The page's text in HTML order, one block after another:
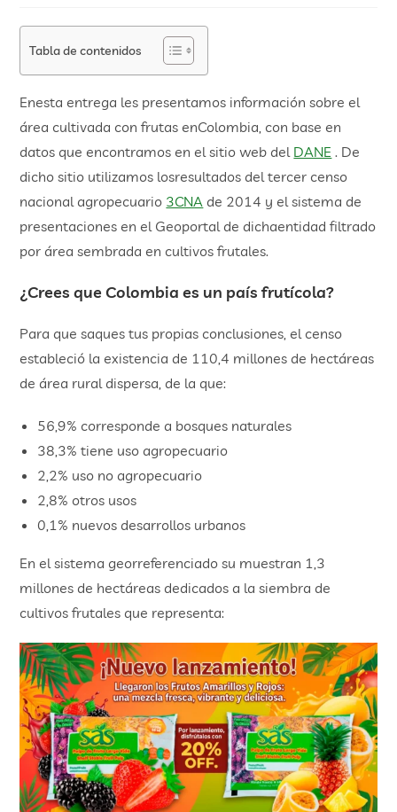
Tabla de contenidos
Enesta entrega les presentamos información sobre el
área cultivada con frutas enColombia, con base en
datos que encontramos en el sitio web del DANE . De
dicho sitio utilizamos losresultados del tercer censo
nacional agropecuario 3CNA de 2014 y el sistema de
presentaciones en el Geoportal de dichaentidad filtrado
por área sembrada en cultivos frutales.
¿Crees que Colombia es un país frutícola?
Para que saques tus propias conclusiones, el censo
estableció la existencia de 110,4 millones de hectáreas
de área rural dispersa, de la que:
56,9% corresponde a bosques naturales
38,3% tiene uso agropecuario
2,2% uso no agropecuario
2,8% otros usos
0,1% nuevos desarrollos urbanos
En el sistema georreferenciado su muestran 1,3
millones de hectáreas dedicados a la siembra de
cultivos frutales que representa: